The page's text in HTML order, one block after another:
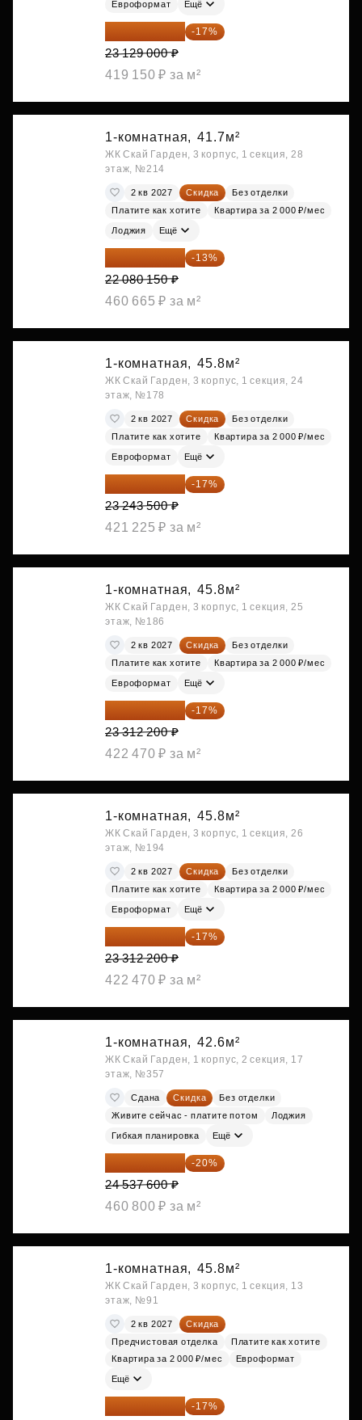
Евроформат Ещё
19 197 070 ₽ -17%
23 129 000 ₽
419 150 ₽ за м²
1-комнатная, 41.7м²
ЖК Скай Гарден, 3 корпус, 1 секция, 28
этаж, №214
2 кв 2027 Скидка
Без отделки
Платите как хотите
Квартира за 2 000 ₽/мес
Лоджия Ещё
19 209 731 ₽ -13%
22 080 150 ₽
460 665 ₽ за м²
1-комнатная, 45.8м²
ЖК Скай Гарден, 3 корпус, 1 секция, 24
этаж, №178
2 кв 2027 Скидка
Без отделки
Платите как хотите
Квартира за 2 000 ₽/мес
Евроформат Ещё
19 292 105 ₽ -17%
23 243 500 ₽
421 225 ₽ за м²
1-комнатная, 45.8м²
ЖК Скай Гарден, 3 корпус, 1 секция, 25
этаж, №186
2 кв 2027 Скидка
Без отделки
Платите как хотите
Квартира за 2 000 ₽/мес
Евроформат Ещё
19 349 126 ₽ -17%
23 312 200 ₽
422 470 ₽ за м²
1-комнатная, 45.8м²
ЖК Скай Гарден, 3 корпус, 1 секция, 26
этаж, №194
2 кв 2027 Скидка
Без отделки
Платите как хотите
Квартира за 2 000 ₽/мес
Евроформат Ещё
19 349 126 ₽ -17%
23 312 200 ₽
422 470 ₽ за м²
1-комнатная, 42.6м²
ЖК Скай Гарден, 1 корпус, 2 секция, 17
этаж, №357
Сдана Скидка
Без отделки
Живите сейчас - платите потом
Лоджия
Гибкая планировка Ещё
19 630 080 ₽ -20%
24 537 600 ₽
460 800 ₽ за м²
1-комнатная, 45.8м²
ЖК Скай Гарден, 3 корпус, 1 секция, 13
этаж, №91
2 кв 2027
Скидка
Предчистовая отделка
Платите как хотите
Квартира за 2 000 ₽/мес
Евроформат
Ещё
20 014 371 ₽ -17%